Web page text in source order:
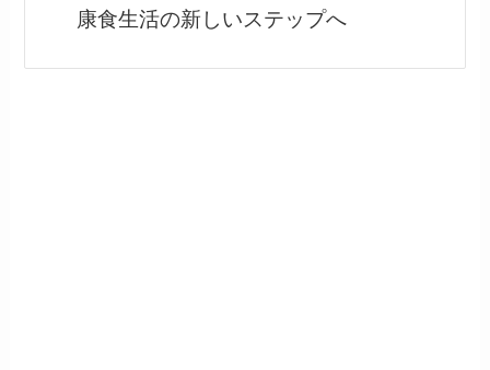
康食生活の新しいステップへ